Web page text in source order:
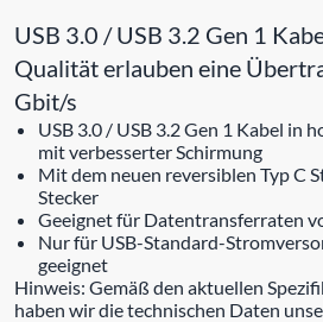
USB 3.0 / USB 3.2 Gen 1
Qualität erlauben eine
Gbit/s
USB 3.0 / USB 3.2 Gen 1 Kabel in
mit verbesserter Schirmung
Mit dem neuen reversiblen Typ C
Stecker
Geeignet für Datentransferraten
Nur für USB-Standard-
geeignet
Hinweis: Gemäß den aktuellen
haben wir die technischen Daten